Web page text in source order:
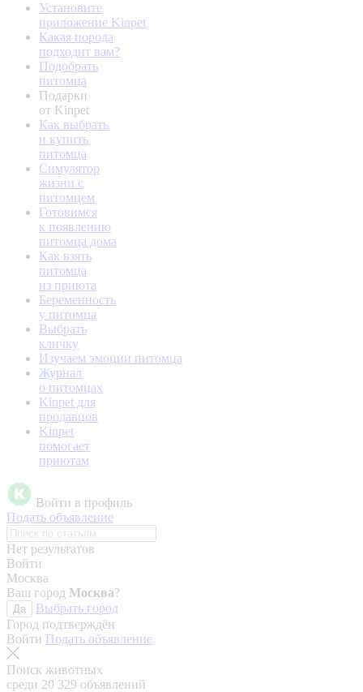
Установите
приложение Kinpet
Какая порода
подходит вам?
Подобрать
питомца
Подарки
от Kinpet
Как выбрать
и купить
питомца
Симулятор
жизни с
питомцем
Готовимся
к появлению
питомца дома
Как взять
питомца
из приюта
Беременность
у питомца
Выбрать
кличку
Изучаем эмоции питомца
Журнал
о питомцах
Kinpet для
продавцов
Kinpet
помогает
приютам
Войти в профиль
Подать объявление
Нет результатов
Войти
Москва
Ваш город Москва?
Да
Выбрать город
Город подтверждён
Войти Подать объявление
Поиск животных
среди 20 329 объявлений